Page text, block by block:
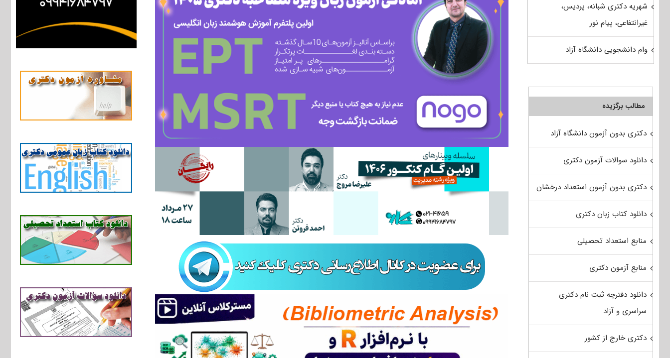
شهریه دکتری شبانه، پردیس،
غیرانتفاعی، پیام نور
وام دانشجویی دانشگاه آزاد
مطالب برگزیده
دکتری بدون آزمون دانشگاه آزاد
دانلود سوالات آزمون دکتری
دکتری بدون آزمون استعداد درخشان
دانلود کتاب زبان دکتری
منابع استعداد تحصیلی
منابع آزمون دکتری
دانلود دفترچه ثبت نام دکتری
سراسری و آزاد
دکتری خارج از کشور